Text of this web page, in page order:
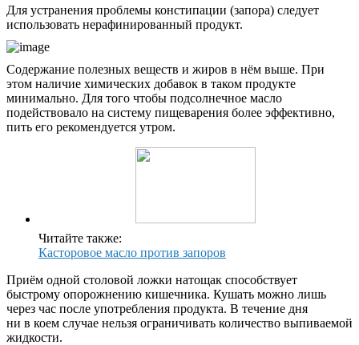
Для устранения проблемы констипации (запора) следует
использовать нерафинированный продукт.
Содержание полезных веществ и жиров в нём выше. При
этом наличие химических добавок в таком продукте
минимально. Для того чтобы подсолнечное масло
подействовало на систему пищеварения более эффективно,
пить его рекомендуется утром.
Читайте также:
Касторовое масло против запоров
Приём одной столовой ложки натощак способствует
быстрому опорожнению кишечника. Кушать можно лишь
через час после употребления продукта. В течение дня
ни в коем случае нельзя ограничивать количество выпиваемой
жидкости.